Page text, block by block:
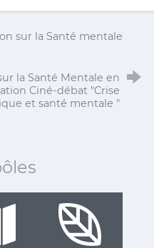
sur la Santé mentale
la Santé Mentale en
Ciné-débat "Crise
et santé mentale "